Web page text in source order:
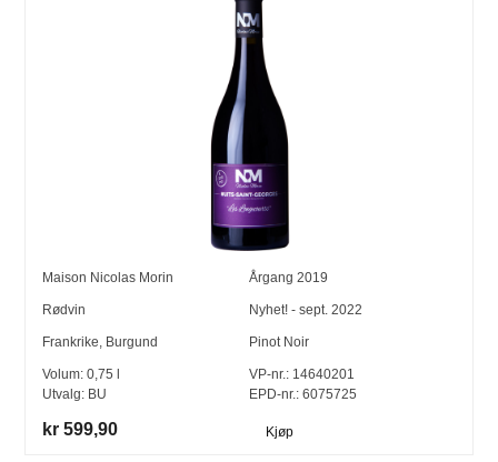
Maison Nicolas Morin Årgang 2019
Rødvin Nyhet! - sept. 2022
Frankrike, Burgund Pinot Noir
Volum:0,75
Utvalg: BU
VP-nr.: 14640201
EPD-nr.: 6075725
kr 599,90 Kjøp